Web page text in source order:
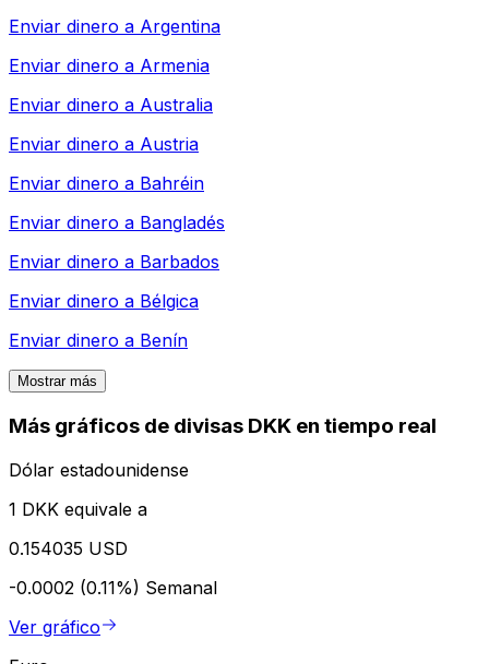
Enviar dinero a Argentina
Enviar dinero a Armenia
Enviar dinero a Australia
Enviar dinero a Austria
Enviar dinero a Bahréin
Enviar dinero a Bangladés
Enviar dinero a Barbados
Enviar dinero a Bélgica
Enviar dinero a Benín
Mostrar más
Más gráficos de divisas DKK en tiempo real
Dólar estadounidense
1 DKK equivale a
0.154035 USD
-0.0002 (0.11%) Semanal
Ver gráfico